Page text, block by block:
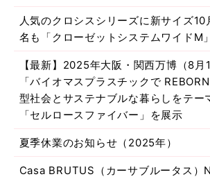
人気のクロシスシリーズに新サイズ
名も「クローゼットシステムワイドM」
【最新】2025年大阪・関西万博（8月
「バイオマスプラスチックで
型社会とサステナブルな暮らしをテー
「セルロースファイバー」を展示
夏季休業のお知らせ（2025年）
Casa BRUTUS（カーサブルータス）